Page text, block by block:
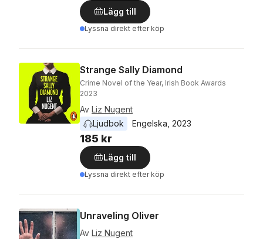
Lägg till
Lyssna direkt efter köp
Strange Sally Diamond
Crime Novel of the Year, Irish Book Awards
2023
Av Liz Nugent
Ljudbok
Engelska, 2023
185 kr
Lägg till
Lyssna direkt efter köp
Unraveling Oliver
Av Liz Nugent